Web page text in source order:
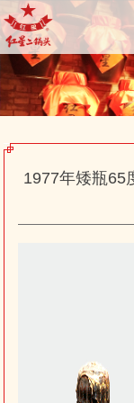
1977年矮瓶65